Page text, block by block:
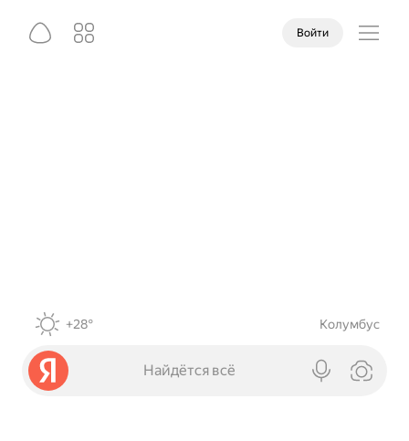
Войти
+28° Колумбус
Найдётся всё